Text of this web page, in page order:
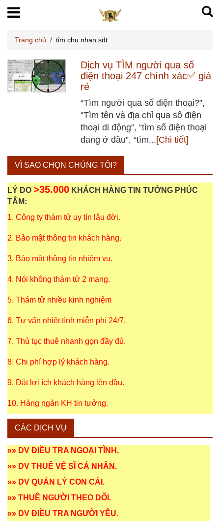
Trang chủ / tim chu nhan sdt
Dịch vụ TÌM người qua số
điện thoại 247 chính xác✅ giá
rẻ
“Tìm người qua số điện thoại?”,
“Tìm tên và địa chỉ qua số điện
thoại di động”, “tìm số điện thoại
đang ở đâu”, “tìm...[Chi tiết]
VÌ SAO CHỌN CHÚNG TÔI?
LÝ DO >35.000 KHÁCH HÀNG TIN TƯỞNG PHÚC
TÂM:
1. Công ty thám tử uy tín lâu đời.
2. Bảo mật thông tin khách hàng.
3. Bảo mật thông tin nhiệm vụ.
4. Nói không thám tử 2 mang.
5. Thám tử nhiều kinh nghiệm
6. Tư vấn nhiệt tình miễn phí 24/7.
7. Thủ tục thuê nhanh gọn đầy đủ.
8. Chi phí hợp lý khách hàng.
9. Đặt lợi ích khách hàng lên đầu.
10. Hàng ngàn KH tin tưởng.
CÁC DỊCH VỤ
»» DV ĐIỀU TRA NGOẠI TÌNH .
»» DV THUÊ VỆ SĨ CÁ NHÂN .
»» DV QUẢN LÝ CON CÁI .
»» THUÊ NGƯỜI THEO DÕI .
»» DV ĐIỀU TRA NGƯỜI YÊU.